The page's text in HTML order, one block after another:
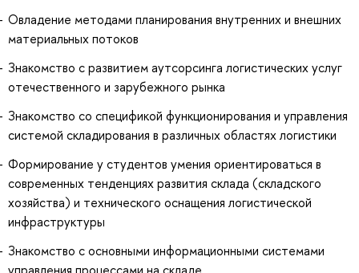
Овладение методами планирования внутренних и внешних
материальных потоков
Знакомство с развитием аутсорсинга логистических услуг
отечественного и зарубежного рынка
Знакомство со спецификой функционирования и управления
системой складирования в различных областях логистики
Формирование у студентов умения ориентироваться в
современных тенденциях развития склада (складского
хозяйства) и технического оснащения логистической
инфраструктуры
Знакомство с основными информационными системами